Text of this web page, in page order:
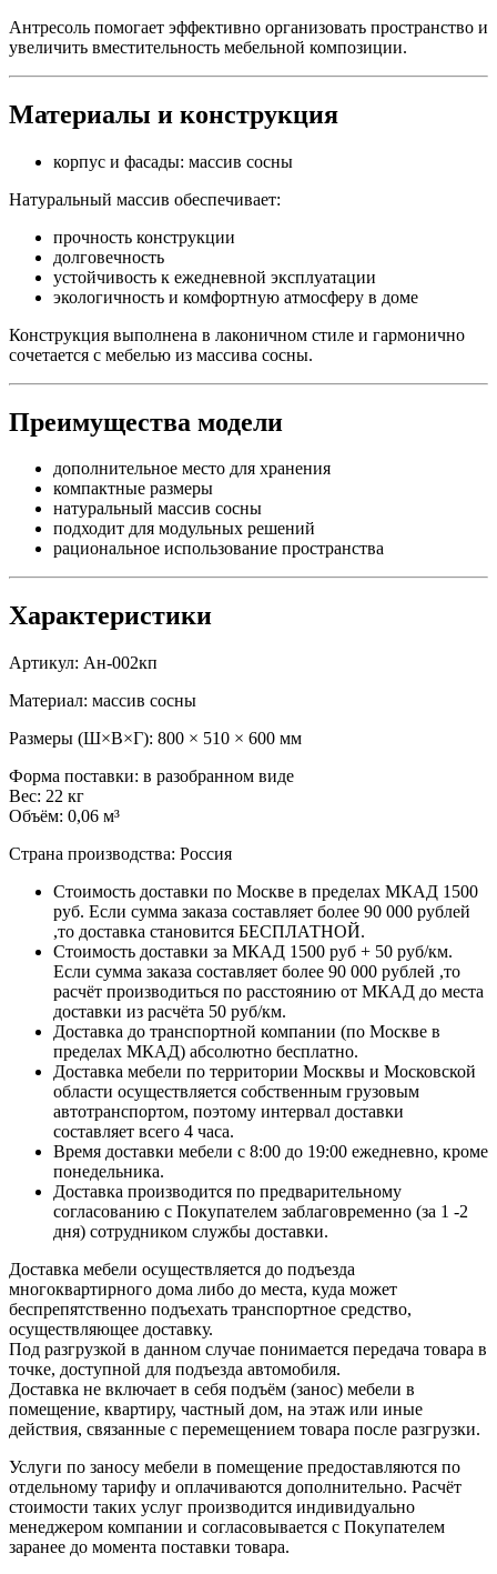
Антресоль помогает эффективно организовать пространство и
увеличить вместительность мебельной композиции.
Материалы и конструкция
корпус и фасады: массив сосны
Натуральный массив обеспечивает:
прочность конструкции
долговечность
устойчивость к ежедневной эксплуатации
экологичность и комфортную атмосферу в доме
Конструкция выполнена в лаконичном стиле и гармонично
сочетается с мебелью из массива сосны.
Преимущества модели
дополнительное место для хранения
компактные размеры
натуральный массив сосны
подходит для модульных решений
рациональное использование пространства
Характеристики
Артикул: Ан-002кп
Материал: массив сосны
Размеры (Ш×В×Г): 800 × 510 × 600 мм
Форма поставки: в разобранном виде
Вес: 22 кг
Объём: 0,06 м³
Страна производства: Россия
Стоимость доставки по Москве в пределах МКАД 1500
руб. Если сумма заказа составляет более 90 000 рублей
,то доставка становится БЕСПЛАТНОЙ.
Стоимость доставки за МКАД 1500 руб + 50 руб/км.
Если сумма заказа составляет более 90 000 рублей ,то
расчёт производиться по расстоянию от МКАД до места
доставки из расчёта 50 руб/км.
Доставка до транспортной компании (по Москве в
пределах МКАД) абсолютно бесплатно.
Доставка мебели по территории Москвы и Московской
области осуществляется собственным грузовым
автотранспортом, поэтому интервал доставки
составляет всего 4 часа.
Время доставки мебели с 8:00 до 19:00 ежедневно, кроме
понедельника.
Доставка производится по предварительному
согласованию с Покупателем заблаговременно (за 1 -2
дня) сотрудником службы доставки.
Доставка мебели осуществляется до подъезда
многоквартирного дома либо до места, куда может
беспрепятственно подъехать транспортное средство,
осуществляющее доставку.
Под разгрузкой в данном случае понимается передача товара в
точке, доступной для подъезда автомобиля.
Доставка не включает в себя подъём (занос) мебели в
помещение, квартиру, частный дом, на этаж или иные
действия, связанные с перемещением товара после разгрузки.
Услуги по заносу мебели в помещение предоставляются по
отдельному тарифу и оплачиваются дополнительно. Расчёт
стоимости таких услуг производится индивидуально
менеджером компании и согласовывается с Покупателем
заранее до момента поставки товара.